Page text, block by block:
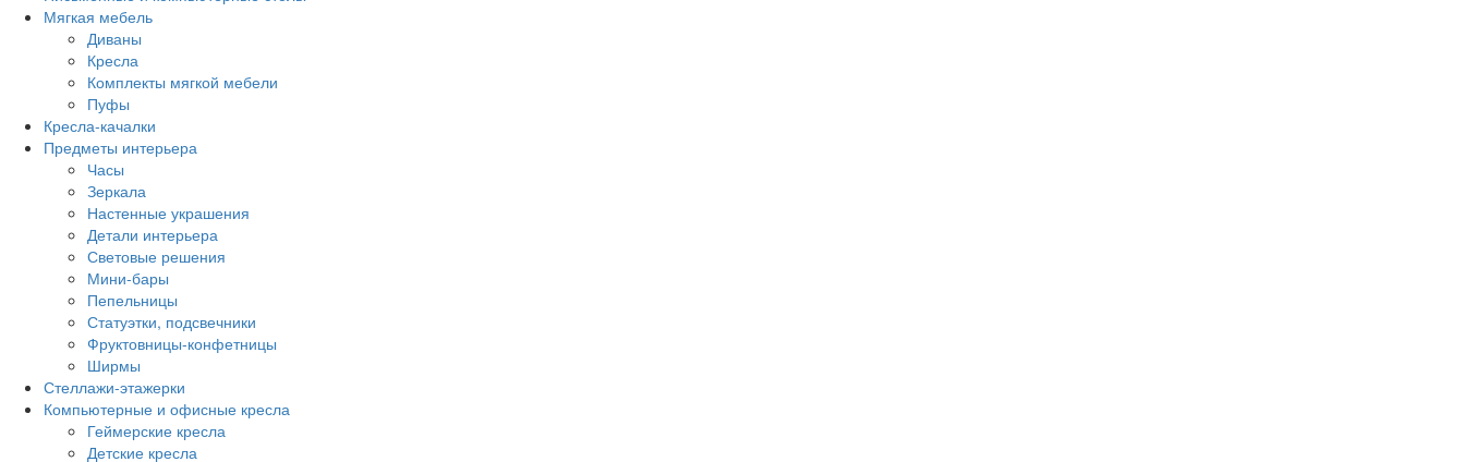
Мягкая мебель
Диваны
Кресла
Комплекты мягкой мебели
Пуфы
Кресла-качалки
Предметы интерьера
Часы
Зеркала
Настенные украшения
Детали интерьера
Световые решения
Мини-бары
Пепельницы
Статуэтки, подсвечники
Фруктовницы-конфетницы
Ширмы
Стеллажи-этажерки
Компьютерные и офисные кресла
Геймерские кресла
Детские кресла